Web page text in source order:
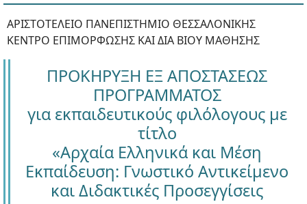
ΑΡΙΣΤΟΤΕΛΕΙΟ ΠΑΝΕΠΙΣΤΗΜΙΟ ΘΕΣΣΑΛΟΝΙΚΗΣ
ΚΕΝΤΡΟ ΕΠΙΜΟΡΦΩΣΗΣ ΚΑΙ ΔΙΑ ΒΙΟΥ ΜΑΘΗΣΗΣ
ΠΡΟΚΗΡΥΞΗ ΕΞ ΑΠΟΣΤΑΣΕΩΣ
ΠΡΟΓΡΑΜΜΑΤΟΣ
για εκπαιδευτικούς φιλόλογους με
τίτλο
«Αρχαία Ελληνικά και Μέση
Εκπαίδευση: Γνωστικό Αντικείμενο
και Διδακτικές Προσεγγίσεις